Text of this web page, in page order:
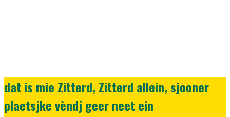
dat is mie Zitterd, Zitterd allein, sjooner
plaetsjke vèndj geer neet ein